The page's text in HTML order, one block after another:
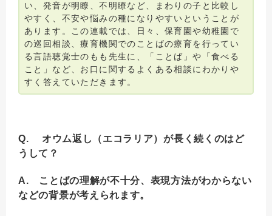
い、発音が明瞭、不明瞭など、まわりの子と比較し
やすく、不安や悩みの種になりやすいということが
あります。この連載では、日々、保育園や幼稚園で
の巡回相談、療育機関でのことばの療育を行ってい
る言語聴覚士のもも先生に、「ことば」や「食べる
こと」など、お口に関するよくある相談にわかりや
すく答えていただきます。
Q. オウム返し（エコラリア）が長く続くのはど
うして？
A. ことばの理解が不十分、表現方法がわからない
などの背景が考えられます。